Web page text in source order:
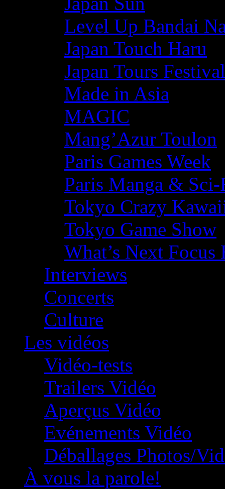
Level Up Bandai
Japan Touch Haru
Japan Tours Festival
Made in Asia
MAGIC
Mang’Azur Toulon
Paris Games Week
Paris Manga &
Tokyo Crazy
Tokyo Game Show
What’s Next
Interviews
Concerts
Culture
Les vidéos
Vidéo-tests
Trailers Vidéo
Aperçus Vidéo
Evénements Vidéo
Déballages Photos/
À vous la parole!